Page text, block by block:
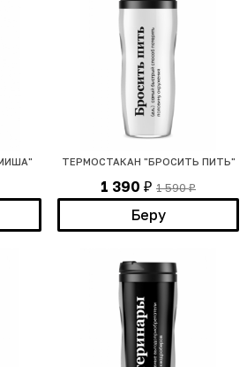
ТЕРМОСТАКАН "БРОСИТЬ ПИТЬ"
1 390 ₽ 1 590₽
Беру